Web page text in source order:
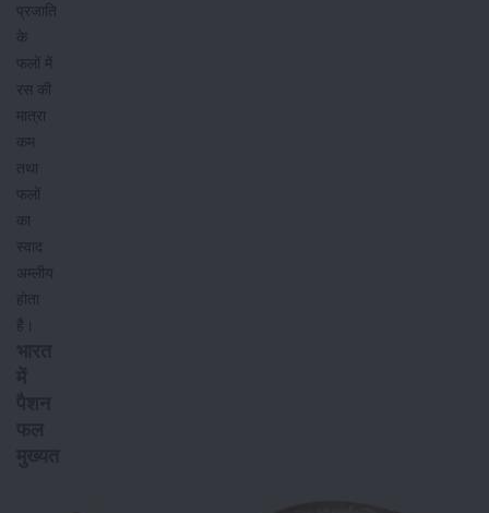
प्रजाति
के
फलों में
रस की
मात्रा
कम
तथा
फलों
का
स्वाद
अम्लीय
होता
है।